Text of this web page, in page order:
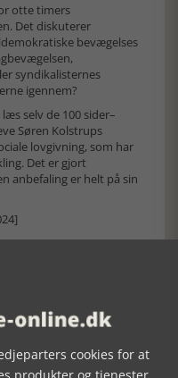
otte timers
Det diskuterer
bevægelses
syndikalisternes
igennem?
selv de 100 sider–
Søren Kolstrups
lovgivning, som har
Det er gjort
anbefaling er helt på sin
cookies for at